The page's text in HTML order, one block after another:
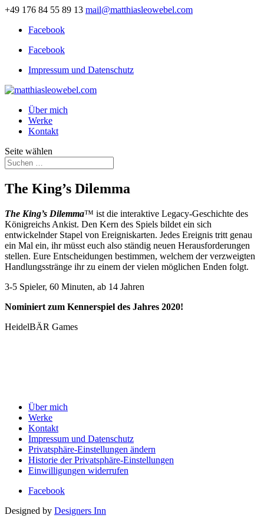
+49 176 84 55 89 13 mail@matthiasleowebel.com
Facebook
Facebook
Impressum und Datenschutz
Über mich
Werke
Kontakt
Seite wählen
The King’s Dilemma
The King’s Dilemma™ ist die interaktive Legacy-Geschichte des
Königreichs Ankist. Den Kern des Spiels bildet ein sich
entwickelnder Stapel von Ereigniskarten. Jedes Ereignis tritt genau
ein Mal ein, ihr müsst euch also ständig neuen Herausforderungen
stellen. Eure Entscheidungen bestimmen, welchem der verzweigten
Handlungsstränge ihr zu einem der vielen möglichen Enden folgt.
3-5 Spieler, 60 Minuten, ab 14 Jahren
Nominiert zum Kennerspiel des Jahres 2020!
HeidelBÄR Games
Über mich
Werke
Kontakt
Impressum und Datenschutz
Privatsphäre-Einstellungen ändern
Historie der Privatsphäre-Einstellungen
Einwilligungen widerrufen
Facebook
Designed by Designers Inn